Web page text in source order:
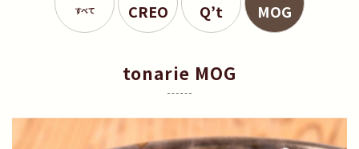
すべて CREO Q’t MOG
tonarie MOG